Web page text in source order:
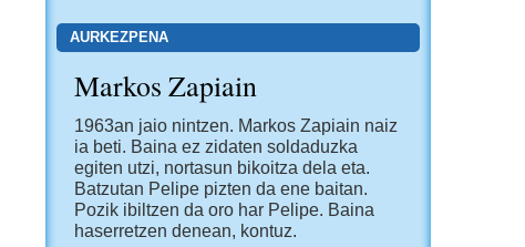
AURKEZPENA
Markos Zapiain
1963an jaio nintzen. Markos Zapiain naiz
ia beti. Baina ez zidaten soldaduzka
egiten utzi, nortasun bikoitza dela eta.
Batzutan Pelipe pizten da ene baitan.
Pozik ibiltzen da oro har Pelipe. Baina
haserretzen denean, kontuz.